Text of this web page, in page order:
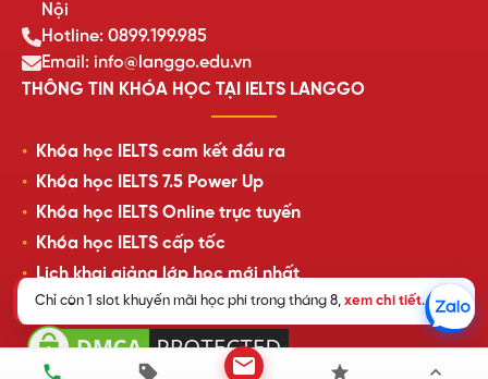
Chỉ còn 1 slot khuyến mãi học phí trong tháng 8, xem chi tiết.
Nội
Hotline: 0899.199.985
Email: info@langgo.edu.vn
THÔNG TIN KHÓA HỌC TẠI IELTS LANGGO
Khóa học IELTS cam kết đầu ra
Khóa học IELTS 7.5 Power Up
Khóa học IELTS Online trực tuyến
Khóa học IELTS cấp tốc
Lịch khai giảng lớp học mới nhất
Review của học viên LangGo